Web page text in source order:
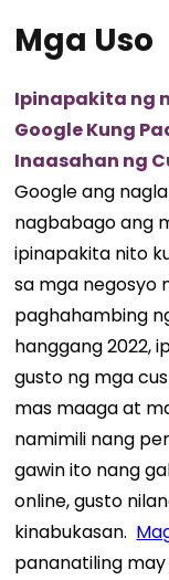
Mga Uso
Ipinapakita ng
Google Kung
Inaasahan ng
Google ang
nagbabago ang
ipinapakita nito
sa mga negosyo
paghahambing
hanggang 2022,
gusto ng mga
mas maaga at
namimili nang
gawin ito nang
online, gusto
kinabukasan.
pananatiling